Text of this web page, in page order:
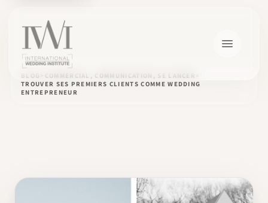
BLOG
COMMERCIAL, COMMUNICATION, SE LANCER
TROUVER SES PREMIERS CLIENTS COMME WEDDING
ENTREPRENEUR